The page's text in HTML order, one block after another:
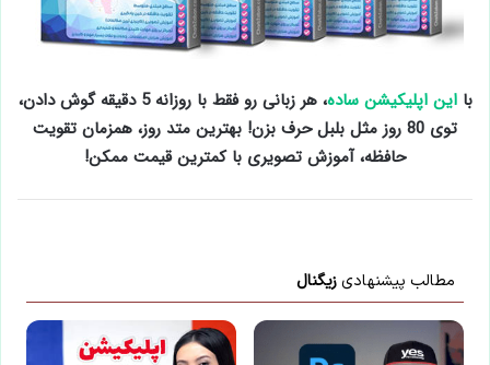
بااین اپلیکیشن ساده
، هر زبانی رو فقط با روزانه 5 دقیقه گوش دادن،
توی 80 روز مثل بلبل حرف بزن! بهترین متد روز، همزمان تقویت
حافظه، آموزش تصویری با کمترین قیمت ممکن!